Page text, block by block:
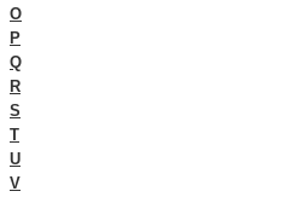
O
P
Q
R
S
T
U
V